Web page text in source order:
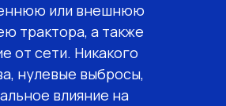
или внешнюю
трактора, а также
от сети. Никакого
нулевые выбросы,
влияние на